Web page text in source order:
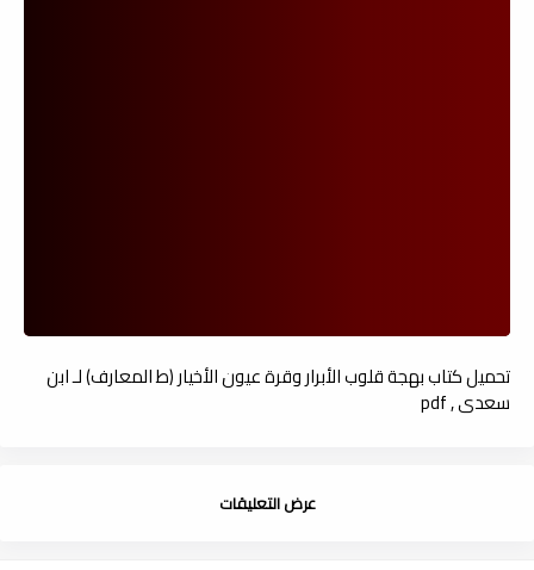
تحميل كتاب بهجة قلوب الأبرار وقرة عيون الأخيار (ط المعارف) لـ ابن
سعدي , pdf
عرض التعليقات